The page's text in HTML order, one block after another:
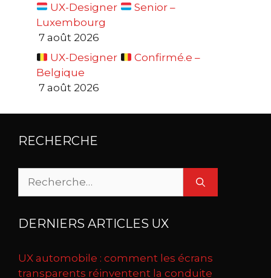
UX-Designer
Senior –
Luxembourg
7 août 2026
UX-Designer
Confirmé.e –
Belgique
7 août 2026
RECHERCHE
Rechercher :
DERNIERS ARTICLES UX
UX automobile : comment les écrans
transparents réinventent la conduite